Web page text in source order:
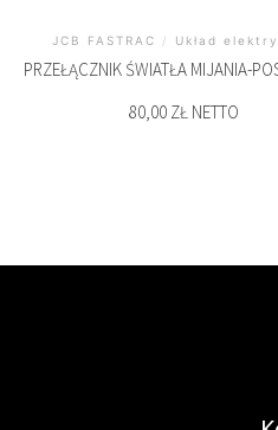
JCB FASTRAC / Układ
PRZEŁĄCZNIK ŚWIATŁA MIJANIA-
80,00 ZŁ NETTO